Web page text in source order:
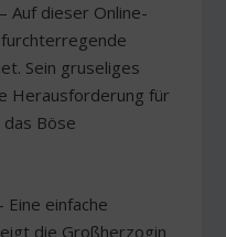
Auf dieser Online-
Sein gruseliges
Herausforderung für
Böse
Eine einfache
die Großherzogin